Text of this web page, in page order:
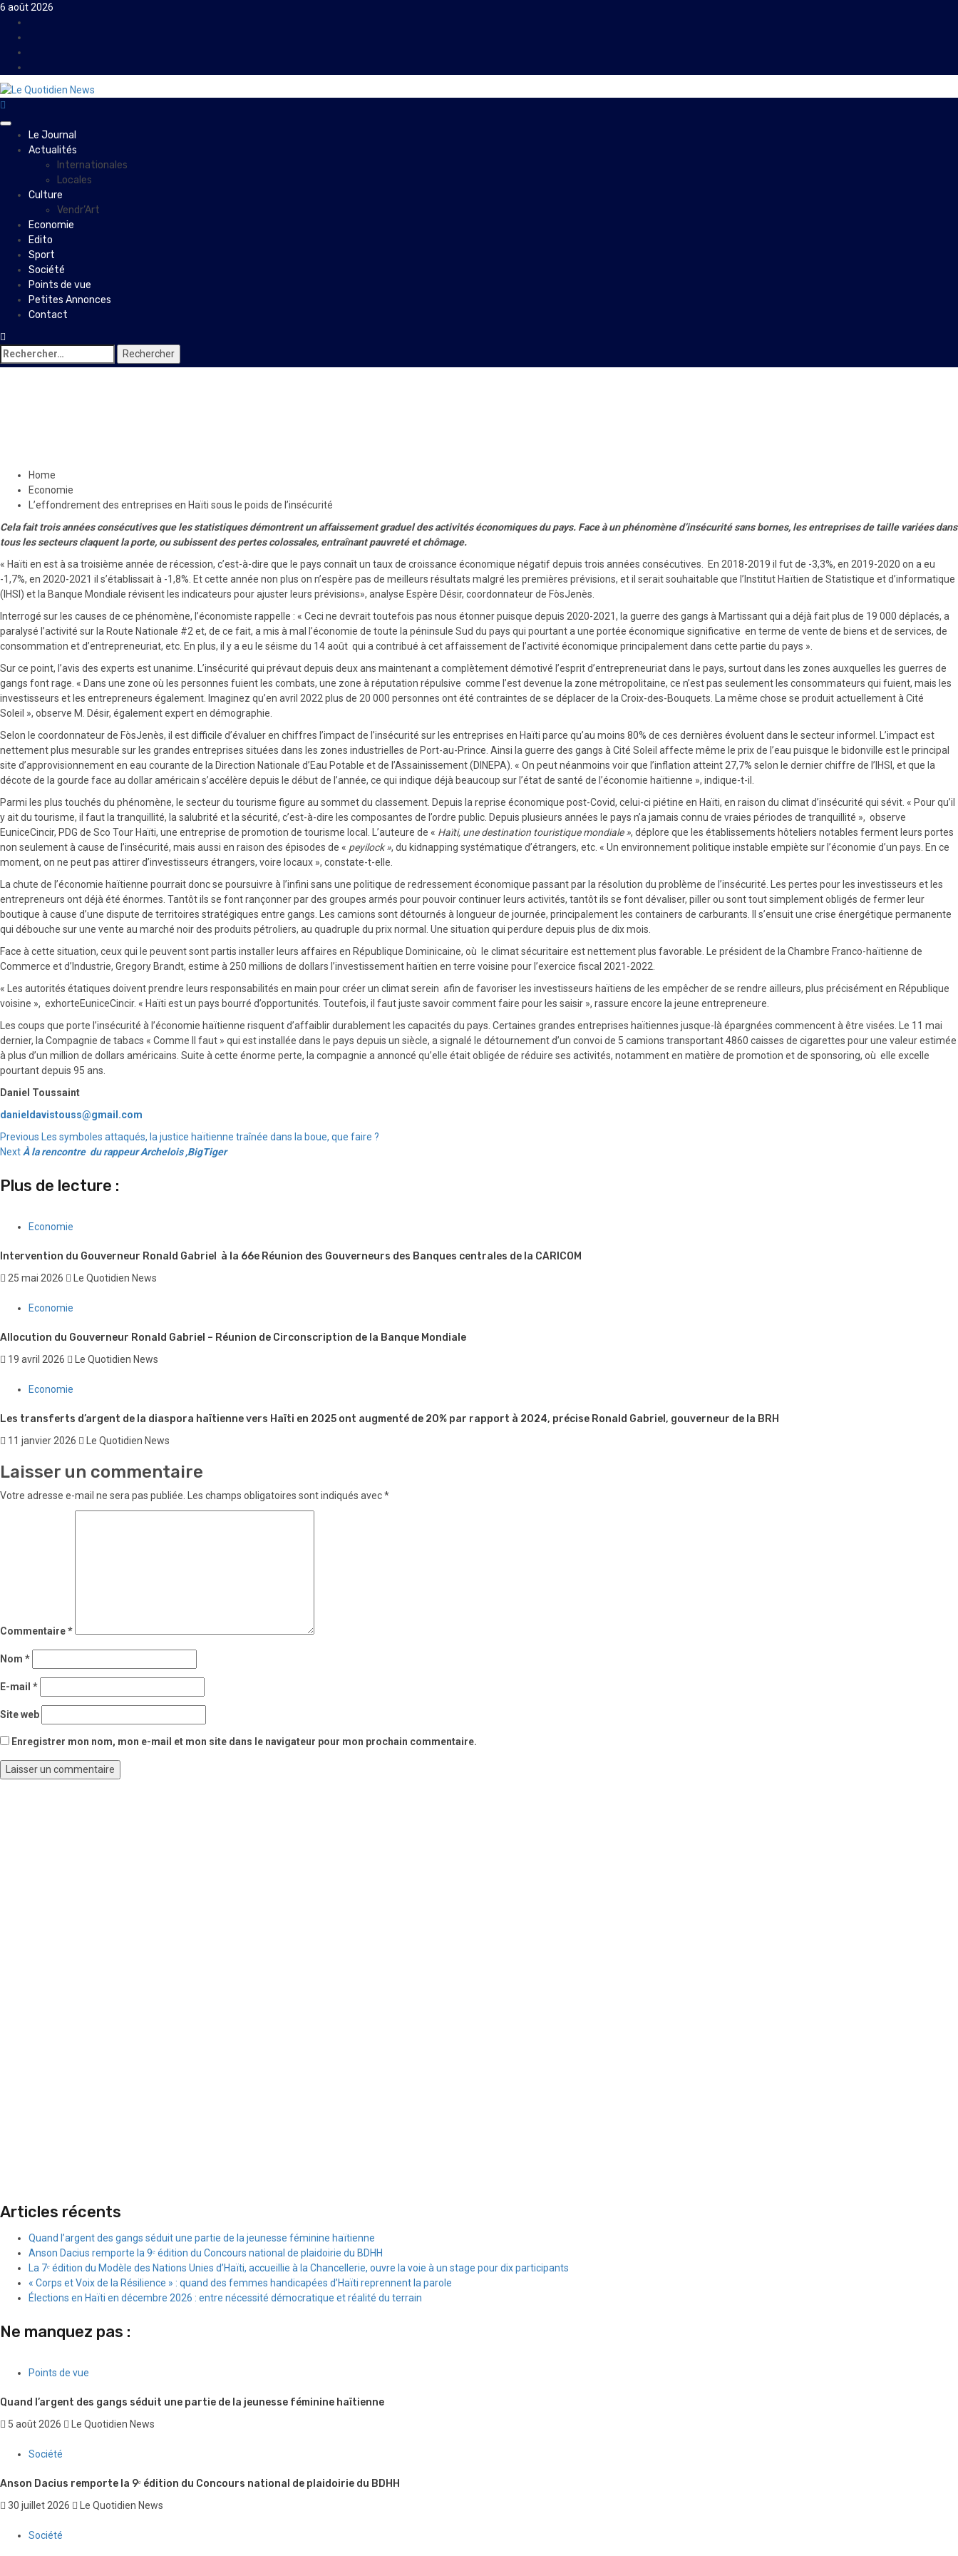
Skip
content
6 août 2026
PrimaryLe Journal
Actualités
Internationales
Locales
Culture
Vendr’Art
Economie
Edito
Sport
Société
Points de vue
Petites Annonces
Contact
Rechercher :
Home
Economie
L’effondrement des entreprises en Haïti sous le poids de l’insécurité
Cela fait trois années consécutives que les statistiques démontrent un affaissement graduel des activités économiques du pays. Face à un phénomène d’insécurité sans bornes, les entreprises de taille variées dans
tous les secteurs claquent la porte, ou subissent des pertes colossales, entraînant pauvreté et chômage.
« Haïti en est à sa troisième année de récession, c’est-à-dire que le pays connaît un taux de croissance économique négatif depuis trois années consécutives. En 2018-2019 il fut de -3,3%, en 2019-2020 on a eu
-1,7%, en 2020-2021 il s’établissait à -1,8%. Et cette année non plus on n’espère pas de meilleurs résultats malgré les premières prévisions, et il serait souhaitable que l’Institut Haïtien de Statistique et d’informatique
(IHSI) et la Banque Mondiale révisent les indicateurs pour ajuster leurs prévisions», analyse Espère Désir, coordonnateur de FòsJenès.
Interrogé sur les causes de ce phénomène, l’économiste rappelle : « Ceci ne devrait toutefois pas nous étonner puisque depuis 2020-2021, la guerre des gangs à Martissant qui a déjà fait plus de 19 000 déplacés, a
paralysé l’activité sur la Route Nationale #2 et, de ce fait, a mis à mal l’économie de toute la péninsule Sud du pays qui pourtant a une portée économique significative en terme de vente de biens et de services, de
consommation et d’entrepreneuriat, etc. En plus, il y a eu le séisme du 14 août qui a contribué à cet affaissement de l’activité économique principalement dans cette partie du pays ».
Sur ce point, l’avis des experts est unanime. L’insécurité qui prévaut depuis deux ans maintenant a complètement démotivé l’esprit d’entrepreneuriat dans le pays, surtout dans les zones auxquelles les guerres de
gangs font rage. « Dans une zone où les personnes fuient les combats, une zone à réputation répulsive comme l’est devenue la zone métropolitaine, ce n’est pas seulement les consommateurs qui fuient, mais les
investisseurs et les entrepreneurs également. Imaginez qu’en avril 2022 plus de 20 000 personnes ont été contraintes de se déplacer de la Croix-des-Bouquets. La même chose se produit actuellement à Cité
Soleil », observe M. Désir, également expert en démographie.
Selon le coordonnateur de FòsJenès, il est difficile d’évaluer en chiffres l’impact de l’insécurité sur les entreprises en Haïti parce qu’au moins 80% de ces dernières évoluent dans le secteur informel. L’impact est
nettement plus mesurable sur les grandes entreprises situées dans les zones industrielles de Port-au-Prince. Ainsi la guerre des gangs à Cité Soleil affecte même le prix de l’eau puisque le bidonville est le principal
site d’approvisionnement en eau courante de la Direction Nationale d’Eau Potable et de l’Assainissement (DINEPA). « On peut néanmoins voir que l’inflation atteint 27,7% selon le dernier chiffre de l’IHSI, et que la
décote de la gourde face au dollar américain s’accélère depuis le début de l’année, ce qui indique déjà beaucoup sur l’état de santé de l’économie haïtienne », indique-t-il.
Parmi les plus touchés du phénomène, le secteur du tourisme figure au sommet du classement. Depuis la reprise économique post-Covid, celui-ci piétine en Haïti, en raison du climat d’insécurité qui sévit. « Pour qu’il
y ait du tourisme, il faut la tranquillité, la salubrité et la sécurité, c’est-à-dire les composantes de l’ordre public. Depuis plusieurs années le pays n’a jamais connu de vraies périodes de tranquillité », observe
EuniceCincir, PDG de Sco Tour Haïti, une entreprise de promotion de tourisme local. L’auteure de « Haïti, une destination touristique mondiale », déplore que les établissements hôteliers notables ferment leurs portes
non seulement à cause de l’insécurité, mais aussi en raison des épisodes de « peyilock », du kidnapping systématique d’étrangers, etc. « Un environnement politique instable empiète sur l’économie d’un pays. En ce
moment, on ne peut pas attirer d’investisseurs étrangers, voire locaux », constate-t-elle.
La chute de l’économie haïtienne pourrait donc se poursuivre à l’infini sans une politique de redressement économique passant par la résolution du problème de l’insécurité. Les pertes pour les investisseurs et les
entrepreneurs ont déjà été énormes. Tantôt ils se font rançonner par des groupes armés pour pouvoir continuer leurs activités, tantôt ils se font dévaliser, piller ou sont tout simplement obligés de fermer leur
boutique à cause d’une dispute de territoires stratégiques entre gangs. Les camions sont détournés à longueur de journée, principalement les containers de carburants. Il s’ensuit une crise énergétique permanente
qui débouche sur une vente au marché noir des produits pétroliers, au quadruple du prix normal. Une situation qui perdure depuis plus de dix mois.
Face à cette situation, ceux qui le peuvent sont partis installer leurs affaires en République Dominicaine, où le climat sécuritaire est nettement plus favorable. Le président de la Chambre Franco-haïtienne de
Commerce et d’Industrie, Gregory Brandt, estime à 250 millions de dollars l’investissement haïtien en terre voisine pour l’exercice fiscal 2021-2022.
« Les autorités étatiques doivent prendre leurs responsabilités en main pour créer un climat serein afin de favoriser les investisseurs haïtiens de les empêcher de se rendre ailleurs, plus précisément en République
voisine », exhorteEuniceCincir. « Haïti est un pays bourré d’opportunités. Toutefois, il faut juste savoir comment faire pour les saisir », rassure encore la jeune entrepreneure.
Les coups que porte l’insécurité à l’économie haïtienne risquent d’affaiblir durablement les capacités du pays. Certaines grandes entreprises haïtiennes jusque-là épargnées commencent à être visées. Le 11 mai
dernier, la Compagnie de tabacs « Comme Il faut » qui est installée dans le pays depuis un siècle, a signalé le détournement d’un convoi de 5 camions transportant 4860 caisses de cigarettes pour une valeur estimée
à plus d’un million de dollars américains. Suite à cette énorme perte, la compagnie a annoncé qu’elle était obligée de réduire ses activités, notamment en matière de promotion et de sponsoring, où elle excelle
pourtant depuis 95 ans.
Daniel Toussaint
danieldavistouss@gmail.com
Continue
Reading
Previous Les symboles attaqués, la justice haïtienne traînée dans la boue, que faire ?
Next À la rencontre du rappeur Archelois ,BigTiger
Plus de lecture :
Economie
Intervention du Gouverneur Ronald Gabriel à la 66e Réunion des Gouverneurs des Banques centrales de la CARICOM
25 mai 2026 Le Quotidien News
Economie
Allocution du Gouverneur Ronald Gabriel – Réunion de Circonscription de la Banque Mondiale
19 avril 2026 Le Quotidien News
Economie
Les transferts d’argent de la diaspora haïtienne vers Haïti en 2025 ont augmenté de 20% par rapport à 2024, précise Ronald Gabriel, gouverneur de la BRH
11 janvier 2026 Le Quotidien News
Laisser un commentaire
Votre adresse e-mail ne sera pas publiée. Les champs obligatoires sont indiqués avec*
Commentaire*
Nom *
E-mail *
Site web
Enregistrer mon nom, mon e-mail et mon site dans le navigateur pour mon prochain commentaire.
Articles récents
Quand l’argent des gangs séduit une partie de la jeunesse féminine haïtienne
Anson Dacius remporte la 9ᵉ édition du Concours national de plaidoirie du BDHH
La 7ᵉ édition du Modèle des Nations Unies d’Haïti, accueillie à la Chancellerie, ouvre la voie à un stage pour dix participants
« Corps et Voix de la Résilience » : quand des femmes handicapées d’Haïti reprennent la parole
Élections en Haïti en décembre 2026 : entre nécessité démocratique et réalité du terrain
Ne manquez pas :
Points de vue
Quand l’argent des gangs séduit une partie de la jeunesse féminine haïtienne
5 août 2026 Le Quotidien News
Société
Anson Dacius remporte la 9ᵉ édition du Concours national de plaidoirie du BDHH
30 juillet 2026 Le Quotidien News
Société